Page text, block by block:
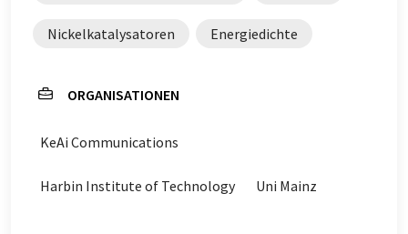
Nickelkatalysatoren Energiedichte
ORGANISATIONEN
KeAi Communications
Harbin Institute of Technology Uni Mainz